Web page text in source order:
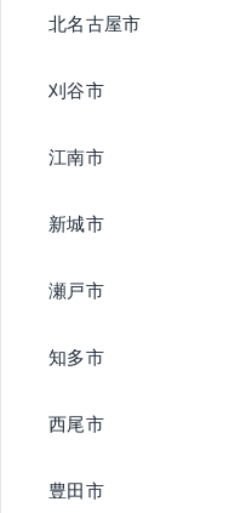
北名古屋市
刈谷市
江南市
新城市
瀬戸市
知多市
西尾市
豊田市